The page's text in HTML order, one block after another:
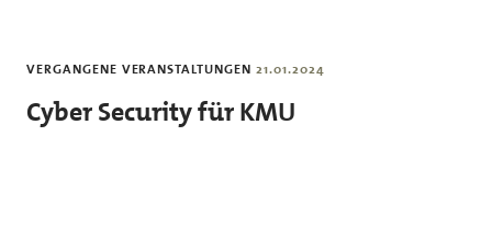
VERGANGENE VERANSTALTUNGEN 21.01.2024
Cyber Security für KMU